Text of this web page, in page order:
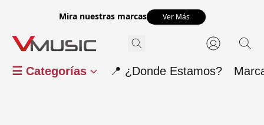
Mira nuestras marcas Ver Más
☰ Categorías 📍 ¿Donde Estamos?